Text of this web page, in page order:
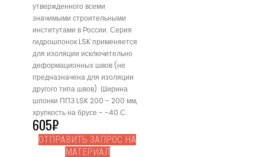
утвержденного всеми
значимыми строительными
институтами в России. Серия
гидрошпонок LSK применяется
для изоляции исключительно
деформационных швов (не
предназначена для изоляции
другого типа швов). Ширина
шпонки ППЗ LSK 200 - 200 мм,
хрупкость на брусе - -40 С.
605₽
ОТПРАВИТЬ ЗАПРОС НА
МАТЕРИАЛ